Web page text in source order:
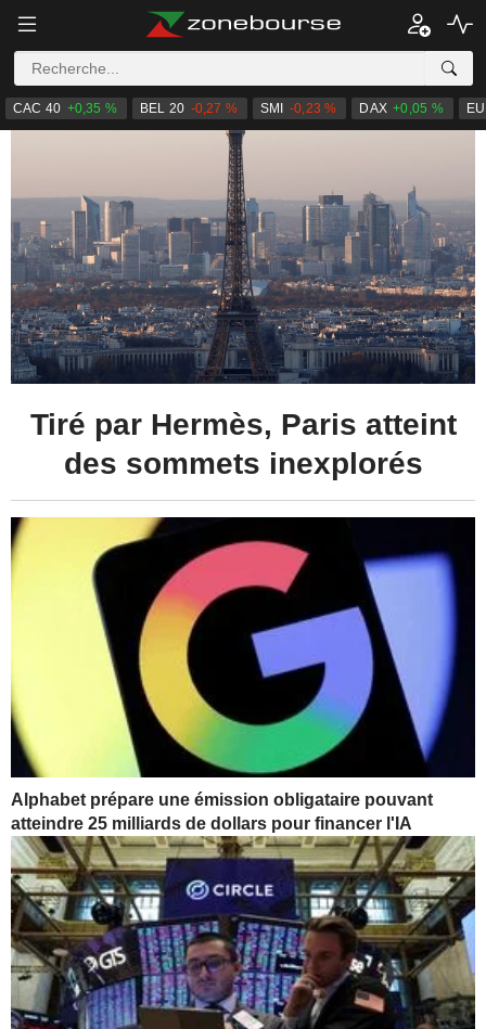
CAC 40 +0,35 % BEL 20 -0,27 % SMI -0,23 % DAX +0,05 %
Alphabet prépare une émission obligataire pouvant
atteindre 25 milliards de dollars pour financer l'IA
Tiré par Hermès, Paris atteint
des sommets inexplorés